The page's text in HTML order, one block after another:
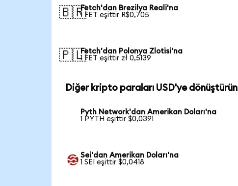
🇧🇷Fetch'dan Brezilya Reali'na
1 FET eşittir R$0,705
🇵🇱Fetch'dan Polonya Zlotisi'na
1 FET eşittir zł 0,5139
Diğer kripto paraları USD'ye dönüştürün
Pyth Network'dan Amerikan Doları'na
1 PYTH eşittir $0,0391
Sei'dan Amerikan Doları'na
1 SEI eşittir $0,0418